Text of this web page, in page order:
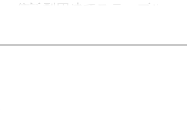
信託型円建てステーブル